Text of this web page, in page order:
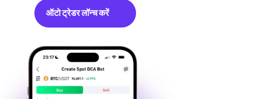
ऑटो ट्रेडर लॉन्च करें